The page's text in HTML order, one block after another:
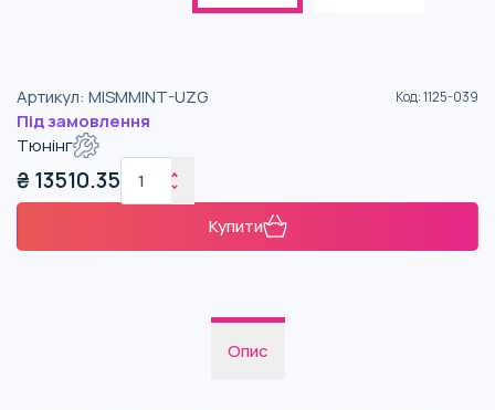
Артикул: MISMMINT-UZG Код:1125-039
Під замовлення
Тюнінг
₴ 13510.35
Купити
Опис